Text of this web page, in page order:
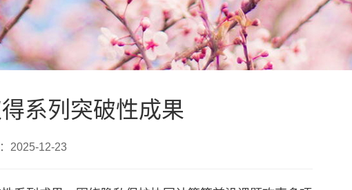
系列突破性成果
2025-12-23